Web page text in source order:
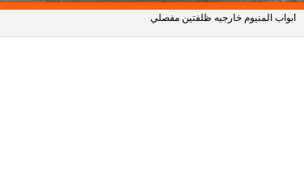
ابواب المنيوم خارجيه ظلفتين مفصلي